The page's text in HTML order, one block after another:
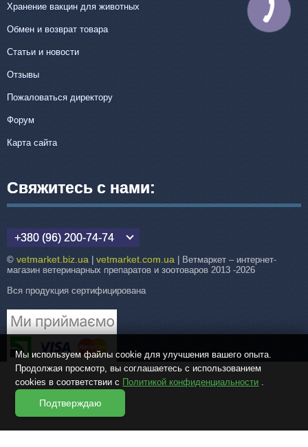
Хранение вакцин для животных
Обмен и возврат товара
Статьи и новости
Отзывы
Пожаловаться директору
Форум
Карта сайта
Свяжитесь с нами:
+380 (96) 200-74-74
© vetmarket.biz.ua | vetmarket.com.ua | Ветмаркет – интернет-
магазин ветеринарных препаратов и зоотоваров 2013 -2026
Вся продукция сертифицирована
Мы используем файлы cookie для улучшения вашего опыта.
Продолжая просмотр, вы соглашаетесь с использованием
cookies в соответствии с Политикой конфиденциальности .
Подтверждаю
КНОПКА
СВЯЗИ